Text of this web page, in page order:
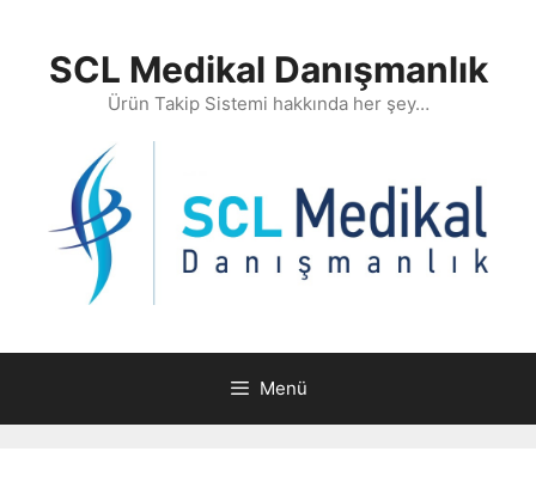
SCL Medikal Danışmanlık
Ürün Takip Sistemi hakkında her şey…
Menü